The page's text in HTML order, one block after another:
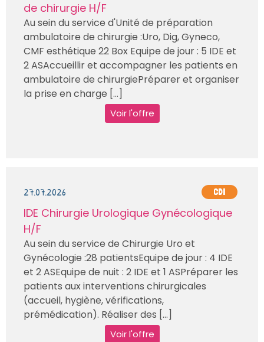
de chirurgie H/F
Au sein du service d'Unité de préparation
ambulatoire de chirurgie :Uro, Dig, Gyneco,
CMF esthétique 22 Box Equipe de jour : 5 IDE et
2 ASAccueillir et accompagner les patients en
ambulatoire de chirurgiePréparer et organiser
la prise en charge [...]
Voir l'offre
27.07.2026 CDI
IDE Chirurgie Urologique Gynécologique
H/F
Au sein du service de Chirurgie Uro et
Gynécologie :28 patientsEquipe de jour : 4 IDE
et 2 ASEquipe de nuit : 2 IDE et 1 ASPréparer les
patients aux interventions chirurgicales
(accueil, hygiène, vérifications,
prémédication). Réaliser des [...]
Voir l'offre